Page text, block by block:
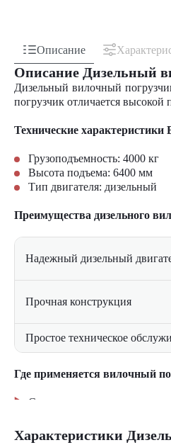
Описание
Описание Дизельный
Дизельный вилочный
погрузчик отличается
Технические
Грузоподъемность: 4000 кг
Высота подъема: 6400 мм
Тип двигателя: дизельный
Преимущества дизельного
Надежный дизельный
Прочная конструкция
Простое техническое
Где применяется вилочный
Складские комплексы и
Строительные площадки
Характеристики